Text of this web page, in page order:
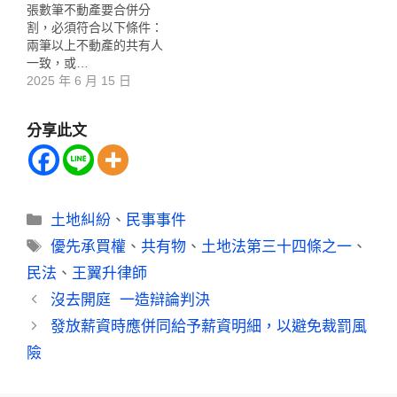
張數筆不動產要合併分
割，必須符合以下條件：
兩筆以上不動產的共有人
一致，或…
2025 年 6 月 15 日
分享此文
土地糾紛 、 民事事件
優先承買權 、共有物 、 土地法第三十四條之一 、
民法 、 王翼升律師
沒去開庭 一造辯論判決
發放薪資時應併同給予薪資明細，以避免裁罰風
險